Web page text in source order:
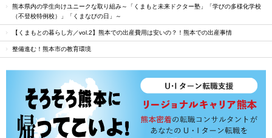
熊本県内の学生向けユニークな取り組み～「くまもと未来ドクター塾」「学びの多様化学校
（不登校特例校）」「くまなびの日」～
【くまもとの暮らし方／vol.2】熊本での出産費用は安いの？！熊本での出産事情
整備進む！熊本市の教育環境